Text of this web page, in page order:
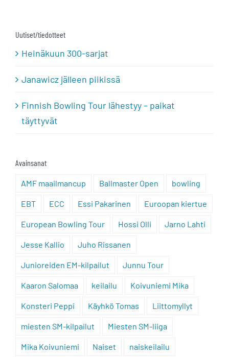
Uutiset/tiedotteet
Heinäkuun 300-sarjat
Janawicz jälleen piikissä
Finnish Bowling Tour lähestyy – paikat
täyttyvät
Avainsanat
AMF maailmancup Ballmaster Open bowling
EBT ECC Essi Pakarinen Euroopan kiertue
European Bowling Tour Hossi Olli Jarno Lahti
Jesse Kallio Juho Rissanen
Junioreiden EM-kilpailut Junnu Tour
Kaaron Salomaa keilailu Koivuniemi Mika
Konsteri Peppi Käyhkö Tomas Liittomyllyt
miesten SM-kilpailut Miesten SM-liiga
Mika Koivuniemi Naiset naiskeilailu